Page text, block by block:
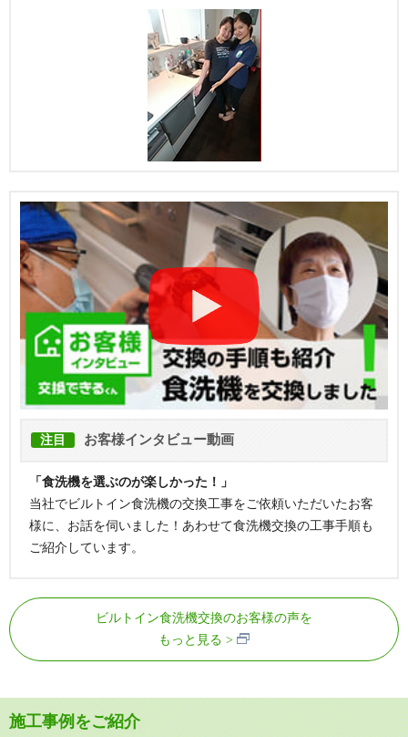
注目 お客様インタビュー動画
「食洗機を選ぶのが楽しかった！」
当社でビルトイン食洗機の交換工事をご依頼いただいたお客
様に、お話を伺いました！あわせて食洗機交換の工事手順も
ご紹介しています。
ビルトイン食洗機交換のお客様の声を
もっと見る
施工事例をご紹介